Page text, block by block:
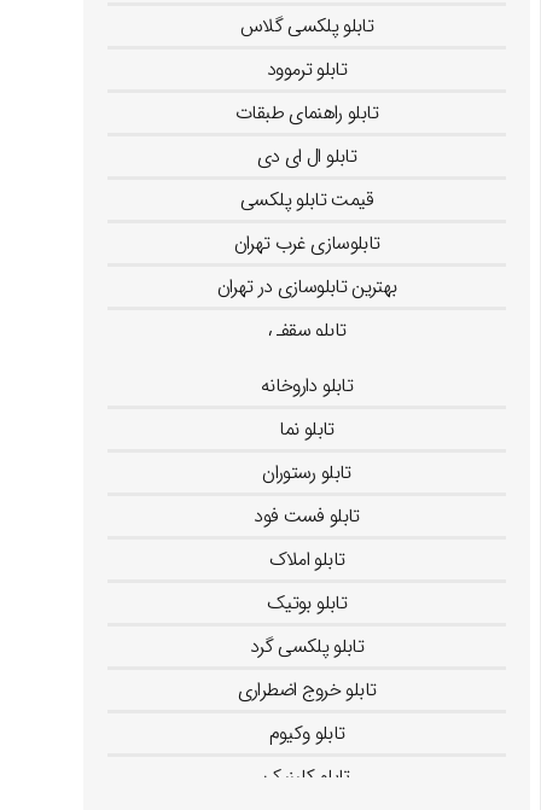
تابلو پلکسی گلاس
تابلو ترموود
تابلو راهنمای طبقات
تابلو ال ای دی
قیمت تابلو پلکسی
تابلوسازی غرب تهران
بهترین تابلوسازی در تهران
تابلو سقفی
تابلو لایت باکس
تابلو داروخانه
تابلو نما
تابلو رستوران
تابلو فست فود
تابلو املاک
تابلو بوتیک
تابلو پلکسی گرد
تابلو خروج اضطراری
تابلو وکیوم
تابلو کلینیک